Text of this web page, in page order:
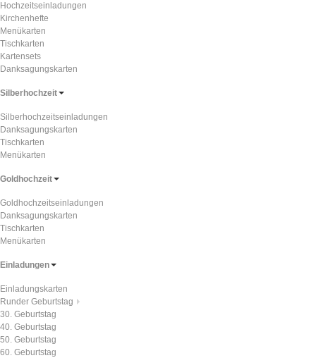
Hochzeitseinladungen
Kirchenhefte
Menükarten
Tischkarten
Kartensets
Danksagungskarten
Silberhochzeit
Silberhochzeitseinladungen
Danksagungskarten
Tischkarten
Menükarten
Goldhochzeit
Goldhochzeitseinladungen
Danksagungskarten
Tischkarten
Menükarten
Einladungen
Einladungskarten
Runder Geburtstag
30. Geburtstag
40. Geburtstag
50. Geburtstag
60. Geburtstag